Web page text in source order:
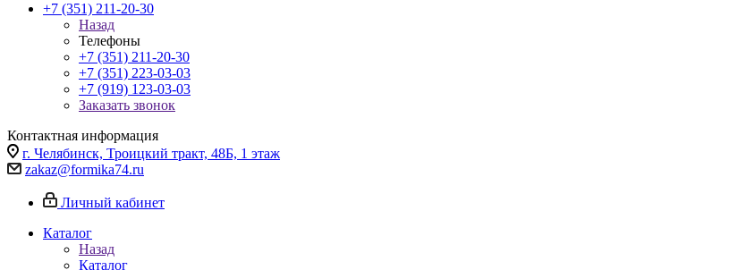
+7 (351) 211-20-30
Назад
Телефоны
+7 (351) 211-20-30
+7 (351) 223-03-03
+7 (919) 123-03-03
Заказать звонок
Контактная информация
г. Челябинск, Троицкий тракт, 48Б, 1 этаж
zakaz@formika74.ru
Личный кабинет
Каталог
Назад
Каталог